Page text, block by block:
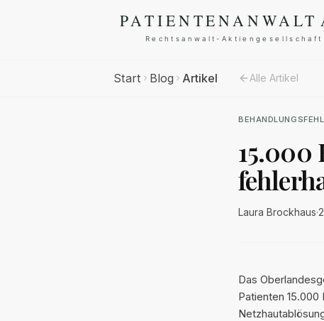
Start Blog Artikel Alle Artikel
15.000
Laura Brockhaus·
Das
Patienten